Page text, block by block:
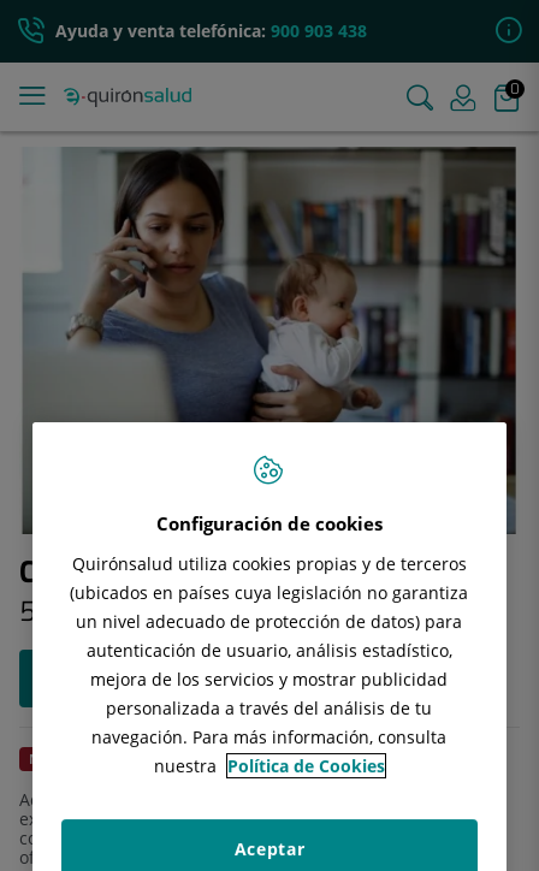
Ayuda y venta telefónica: 900 903 438
0
Consulta telefónica inmediata
50 €
Seleccionar modalidad y cita
NUEVO INCLUYE PRESCRIPCIÓN MÉDICA
Accede de manera rápida y
expertos enmedicina general y pediatría. Durante la
consulta telefónica, los especialistas resuelven dudas,
ofrecen asesoramiento y facilitan recetas electrónicas.
Configuración de cookies
Quirónsalud utiliza cookies propias y de terceros
(ubicados en países cuya legislación no garantiza
un nivel adecuado de protección de datos) para
autenticación de usuario, análisis estadístico,
mejora de los servicios y mostrar publicidad
personalizada a través del análisis de tu
navegación. Para más información, consulta
nuestra Política de Cookies
Aceptar